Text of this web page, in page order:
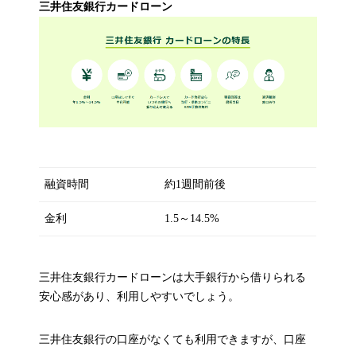
三井住友銀行カードローン
融資時間 約1週間前後
金利 1.5～14.5%
三井住友銀行カードローンは大手銀行から借りられる
安心感があり、利用しやすいでしょう。
三井住友銀行の口座がなくても利用できますが、口座